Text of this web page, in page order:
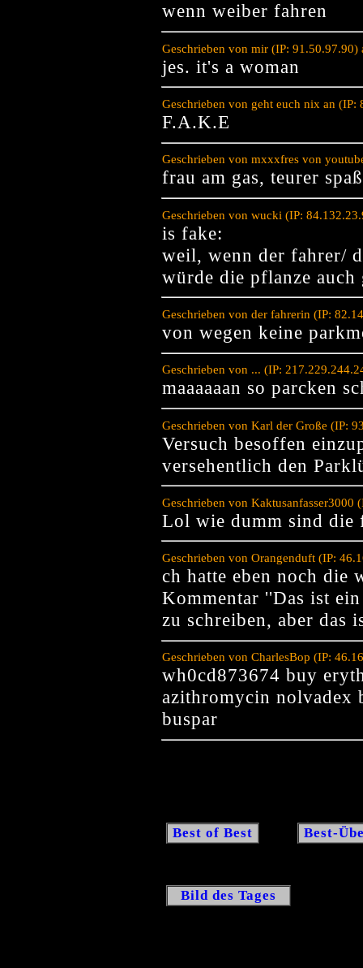
wenn weiber fahren
Geschrieben von mir (IP:
jes. it's a woman
Geschrieben von geht euch nix an
F.A.K.E
Geschrieben von mxxxfres von
frau am gas, teurer spaß
Geschrieben von wucki (IP:
is fake:
weil, wenn der fahrer/
würde die pflanze
Geschrieben von der fahrerin (IP:
von wegen keine
Geschrieben von ... (IP:
maaaaaan so parcken
Geschrieben von Karl der Große (IP:
Versuch besoffen
versehentlich den
Geschrieben von
Lol wie dumm sind die
Geschrieben von Orangenduft (IP:
ch hatte eben noch die
Kommentar ''Das ist
zu schreiben, aber das
Geschrieben von CharlesBop (IP:
wh0cd873674 buy
azithromycin nolvadex
buspar
Best of Best Best-
Bild des Tages